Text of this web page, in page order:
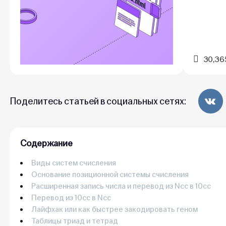
Поделитесь статьей в социальных сетях:
Содержание
Виды систем счисления
Основание позиционной системы счисления
Расширенная запись числа и перевод из Nсс в 10сс
Перевод из 10сс в Ncc
Лайфхак или как быстрее закодировать геном
Таблицы триад и тетрад